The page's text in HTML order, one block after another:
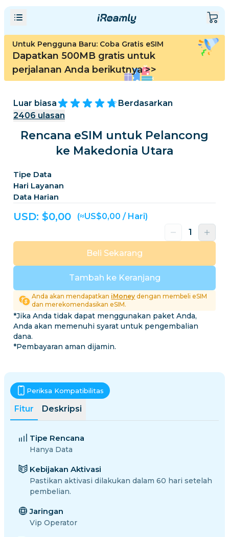
Untuk Pengguna Baru: Coba Gratis eSIM
Dapatkan 500MB gratis untuk
perjalanan Anda berikutnya>>
Luar biasa
Berdasarkan
2406 ulasan
Rencana eSIM untuk Pelancong
ke Makedonia Utara
Tipe Data
Hari Layanan
Data Harian
USD: $0,00 (≈US$0,00 / Hari)
Tambah ke Keranjang
Beli Sekarang
Anda akan mendapatkan iMoney dengan membeli eSIM
dan merekomendasikan eSIM.
*Jika Anda tidak dapat menggunakan paket Anda,
Anda akan memenuhi syarat untuk pengembalian
dana.
*Pembayaran aman dijamin.
Fitur Deskripsi
Periksa Kompatibilitas
Tipe Rencana
Hanya Data
Kebijakan Aktivasi
Pastikan aktivasi dilakukan dalam 60 hari setelah
pembelian.
Jaringan
Vip Operator